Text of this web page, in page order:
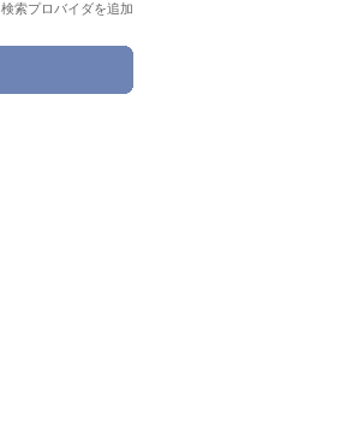
検索プロバイダを追加